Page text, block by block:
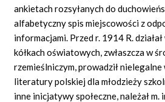
ankietach rozsyłanych do
alfabetyczny spis miejscowości z
informacjami. Przed r. 1914 R.
kółkach oświatowych, zwłaszcza w
rzemieślniczym, prowadził
literatury polskiej dla młodzieży
inne inicjatywy społeczne, należał m.